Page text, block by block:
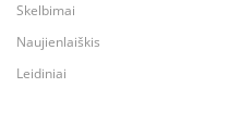
Skelbimai
Naujienlaiškis
Leidiniai